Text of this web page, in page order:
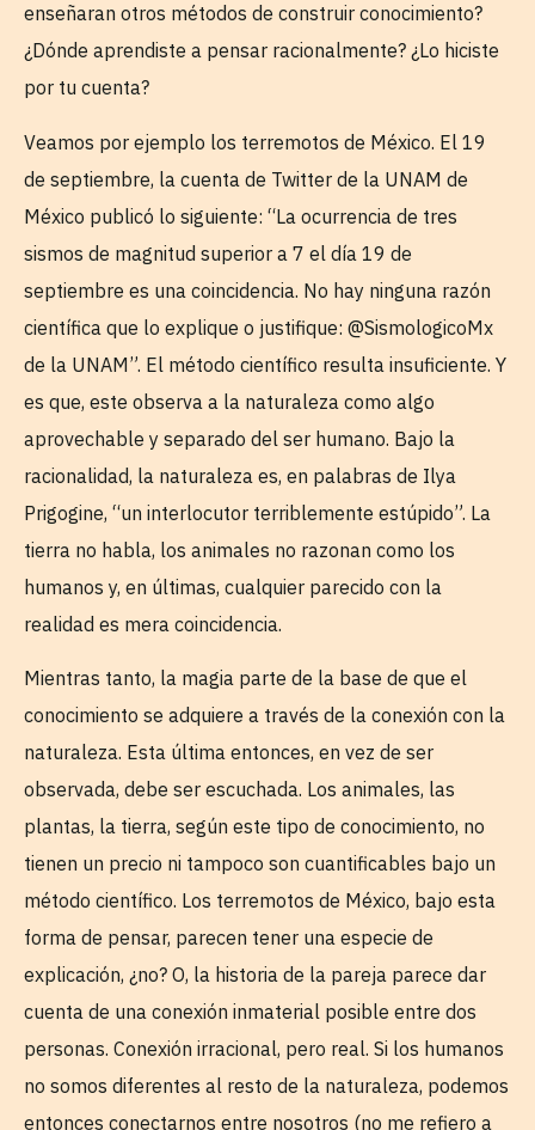
enseñaran otros métodos de construir conocimiento?
¿Dónde aprendiste a pensar racionalmente? ¿Lo hiciste
por tu cuenta?
Veamos por ejemplo los terremotos de México. El 19
de septiembre, la cuenta de Twitter de la UNAM de
México publicó lo siguiente: “La ocurrencia de tres
sismos de magnitud superior a 7 el día 19 de
septiembre es una coincidencia. No hay ninguna razón
científica que lo explique o justifique: @SismologicoMx
de la UNAM”. El método científico resulta insuficiente. Y
es que, este observa a la naturaleza como algo
aprovechable y separado del ser humano. Bajo la
racionalidad, la naturaleza es, en palabras de Ilya
Prigogine, “un interlocutor terriblemente estúpido”. La
tierra no habla, los animales no razonan como los
humanos y, en últimas, cualquier parecido con la
realidad es mera coincidencia.
Mientras tanto, la magia parte de la base de que el
conocimiento se adquiere a través de la conexión con la
naturaleza. Esta última entonces, en vez de ser
observada, debe ser escuchada. Los animales, las
plantas, la tierra, según este tipo de conocimiento, no
tienen un precio ni tampoco son cuantificables bajo un
método científico. Los terremotos de México, bajo esta
forma de pensar, parecen tener una especie de
explicación, ¿no? O, la historia de la pareja parece dar
cuenta de una conexión inmaterial posible entre dos
personas. Conexión irracional, pero real. Si los humanos
no somos diferentes al resto de la naturaleza, podemos
entonces conectarnos entre nosotros (no me refiero a